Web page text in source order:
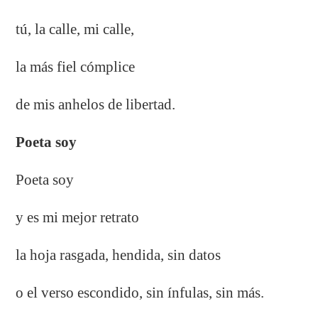
tú, la calle, mi calle,
la más fiel cómplice
de mis anhelos de libertad.
Poeta soy
Poeta soy
y es mi mejor retrato
la hoja rasgada, hendida, sin datos
o el verso escondido, sin ínfulas, sin más.